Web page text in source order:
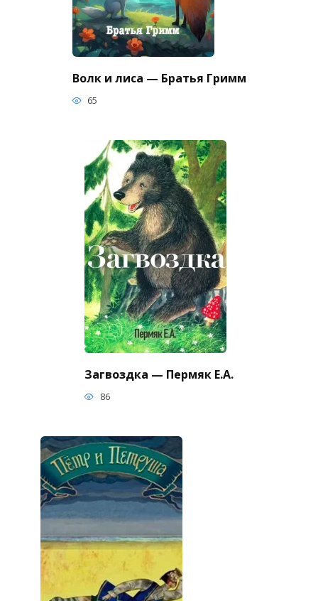
Волк и лиса — Братья Гримм
65
Загвоздка — Пермяк Е.А.
86